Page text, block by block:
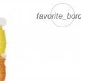
favorite_border
favorite_border